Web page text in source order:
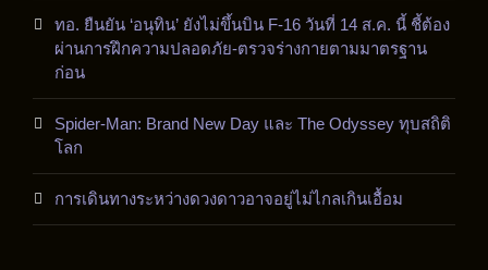
ทอ. ยืนยัน ‘อนุทิน’ ยังไม่ขึ้นบิน F-16 วันที่ 14 ส.ค. นี้ ชี้ต้อง
ผ่านการฝึกความปลอดภัย-ตรวจร่างกายตามมาตรฐาน
ก่อน
Spider-Man: Brand New Day และ The Odyssey ทุบสถิติ
โลก
การเดินทางระหว่างดวงดาวอาจอยู่ไม่ไกลเกินเอื้อม